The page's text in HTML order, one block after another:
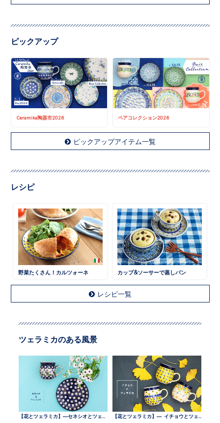
ピックアップ
Ceramika陶器市2026 ペアコレクション2026
ピックアップアイテム一覧
レシピ
野菜たくさん！カルツォーネ カップ&ソーサーで蒸しパン
レシピ一覧
ツェラミカのある風景